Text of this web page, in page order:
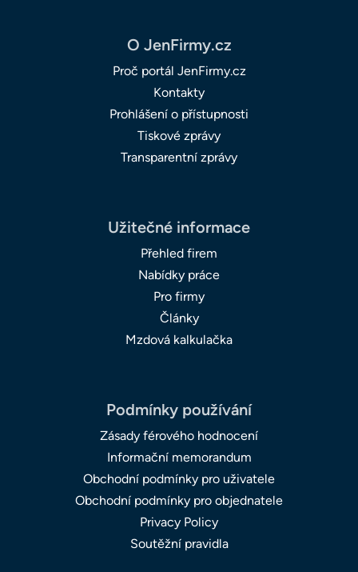
O JenFirmy.cz
Proč portál JenFirmy.cz
Kontakty
Prohlášení o přístupnosti
Tiskové zprávy
Transparentní zprávy
Užitečné informace
Přehled firem
Nabídky práce
Pro firmy
Články
Mzdová kalkulačka
Podmínky používání
Zásady férového hodnocení
Informační memorandum
Obchodní podmínky pro uživatele
Obchodní podmínky pro objednatele
Privacy Policy
Soutěžní pravidla